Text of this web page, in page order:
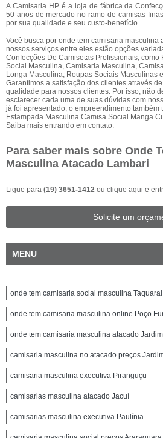
A Camisaria HP é a loja de fábrica da
50 anos de mercado no ramo de camisas
por sua qualidade e seu custo-benefício.
Você busca por onde tem camisaria masculina
nossos serviços entre eles estão opções
Confecções De Camisetas Profissionais,
Social Masculina, Camisaria Masculina,
Longa Masculina, Roupas Sociais Masculinas
Garantimos a satisfação dos clientes através
qualidade para nossos clientes. Por isso, não
esclarecer cada uma de suas dúvidas com
já foi apresentado, o empreendimento também
Estampada Masculina Camisa Social Manga
Saiba mais entrando em contato.
Para saber mais sobre Onde
Masculina Atacado Lambari
Ligue para (19) 3651-1412 ou clique aqui e
Solicite um
MENU
onde tem camisaria social masculina Taquaral
onde tem camisaria masculina online Poço
onde tem camisaria masculina atacado
camisaria masculina no atacado preços
camisaria masculina executiva Piranguçu
camisarias masculina atacado Jacuí
camisarias masculina executiva Paulínia